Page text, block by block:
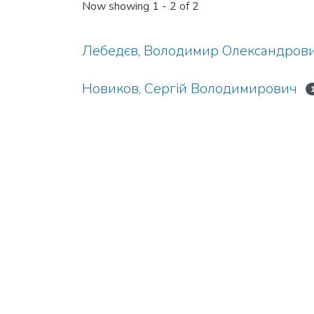
Now showing 1 - 2 of 2
Лебедєв, Володимир
Новиков, Сергій Володимирович